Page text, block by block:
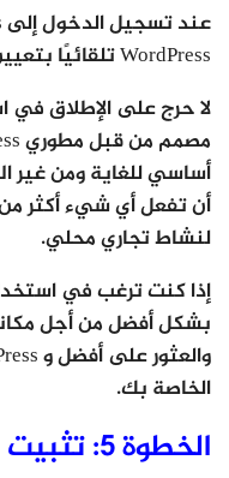
WordPress تلقائيًا بتعيين آخر سمة إلى موقعك.
لا حرج على الإطلاق في
أساسي للغاية ومن غير
أن تفعل أي شيء أكثر
لنشاط تجاري محلي.
بشكل أفضل من أجل
الخاصة بك.
الخطوة 5: تثبيت سمة الووردبريس